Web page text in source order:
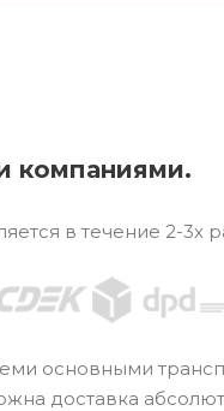
компаниями.
в течение 2-
основными
доставка